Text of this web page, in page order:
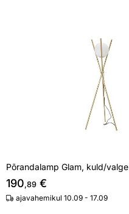
Põrandalamp Glam, kuld/valge
190,89 €
ajavahemikul 10.09 - 17.09